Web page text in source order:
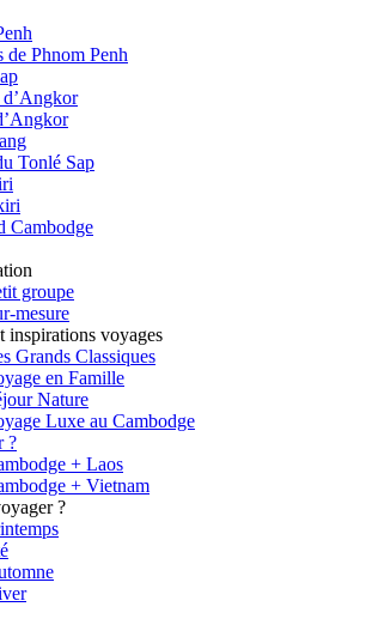
de Phnom Penh
d’Angkor
Tonlé Sap
Cambodge
groupe
mesure
inspirations voyages
Grands Classiques
en Famille
Nature
Luxe au Cambodge
?
+ Laos
+ Vietnam
?